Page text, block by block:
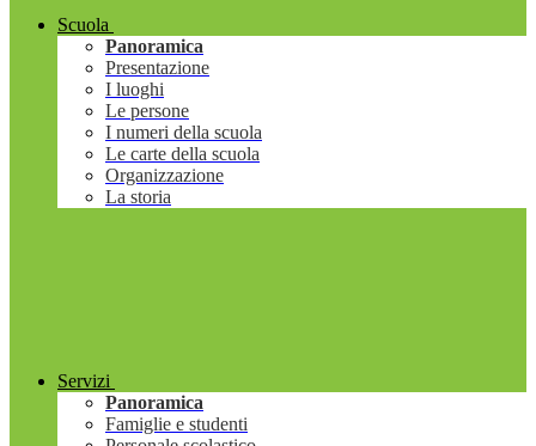
Scuola
Panoramica
Presentazione
I luoghi
Le persone
I numeri della scuola
Le carte della scuola
Organizzazione
La storia
Servizi
Panoramica
Famiglie e studenti